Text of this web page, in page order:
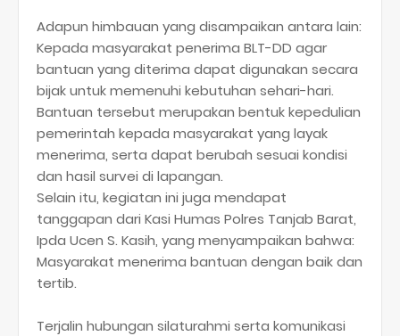
Adapun himbauan yang disampaikan antara lain:
Kepada masyarakat penerima BLT-DD agar
bantuan yang diterima dapat digunakan secara
bijak untuk memenuhi kebutuhan sehari-hari.
Bantuan tersebut merupakan bentuk kepedulian
pemerintah kepada masyarakat yang layak
menerima, serta dapat berubah sesuai kondisi
dan hasil survei di lapangan.
Selain itu, kegiatan ini juga mendapat
tanggapan dari Kasi Humas Polres Tanjab Barat,
Ipda Ucen S. Kasih, yang menyampaikan bahwa:
Masyarakat menerima bantuan dengan baik dan
tertib.
Terjalin hubungan silaturahmi serta komunikasi